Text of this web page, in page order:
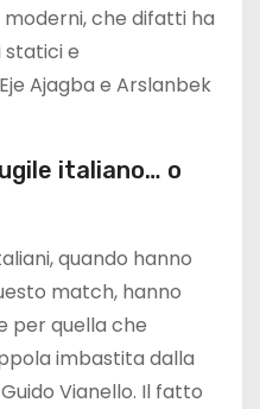
che difatti ha
statici e
Ajagba e Arslanbek
italiano… o
quando hanno
match, hanno
per quella che
imbastita dalla
Vianello. Il fatto